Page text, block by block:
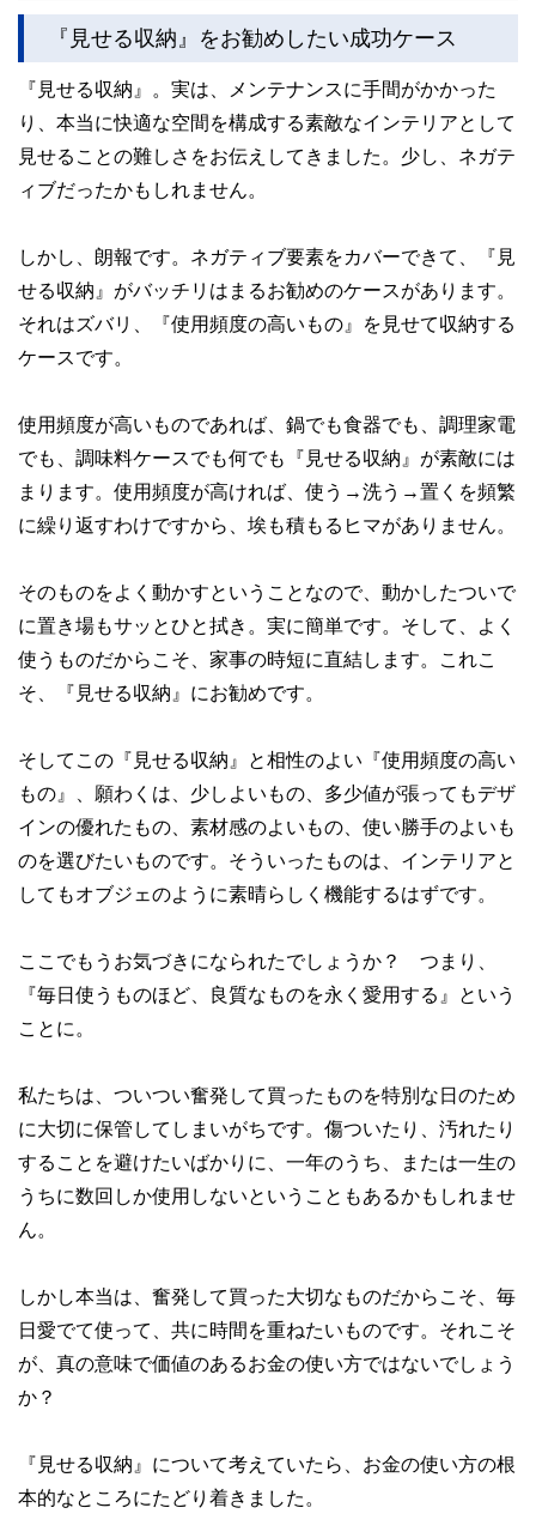
『見せる収納』をお勧めしたい成功ケース
『見せる収納』。実は、メンテナンスに手間がかかった
り、本当に快適な空間を構成する素敵なインテリアとして
見せることの難しさをお伝えしてきました。少し、ネガテ
ィブだったかもしれません。
しかし、朗報です。ネガティブ要素をカバーできて、『見
せる収納』がバッチリはまるお勧めのケースがあります。
それはズバリ、『使用頻度の高いもの』を見せて収納する
ケースです。
使用頻度が高いものであれば、鍋でも食器でも、調理家電
でも、調味料ケースでも何でも『見せる収納』が素敵には
まります。使用頻度が高ければ、使う→洗う→置くを頻繁
に繰り返すわけですから、埃も積もるヒマがありません。
そのものをよく動かすということなので、動かしたついで
に置き場もサッとひと拭き。実に簡単です。そして、よく
使うものだからこそ、家事の時短に直結します。これこ
そ、『見せる収納』にお勧めです。
そしてこの『見せる収納』と相性のよい『使用頻度の高い
もの』、願わくは、少しよいもの、多少値が張ってもデザ
インの優れたもの、素材感のよいもの、使い勝手のよいも
のを選びたいものです。そういったものは、インテリアと
してもオブジェのように素晴らしく機能するはずです。
ここでもうお気づきになられたでしょうか？ つまり、
『毎日使うものほど、良質なものを永く愛用する』という
ことに。
私たちは、ついつい奮発して買ったものを特別な日のため
に大切に保管してしまいがちです。傷ついたり、汚れたり
することを避けたいばかりに、一年のうち、または一生の
うちに数回しか使用しないということもあるかもしれませ
ん。
しかし本当は、奮発して買った大切なものだからこそ、毎
日愛でて使って、共に時間を重ねたいものです。それこそ
が、真の意味で価値のあるお金の使い方ではないでしょう
か？
『見せる収納』について考えていたら、お金の使い方の根
本的なところにたどり着きました。